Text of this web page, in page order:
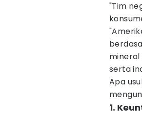
"Tim
serta
Apa
1.